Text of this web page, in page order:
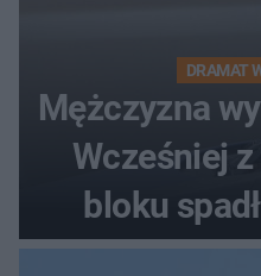
DRAMAT
Mężczyzna
Wcześniej
bloku